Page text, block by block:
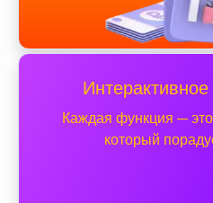
Каждая функция —
который